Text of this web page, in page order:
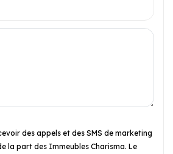
des appels et des SMS de marketing
la part des Immeubles Charisma. Le